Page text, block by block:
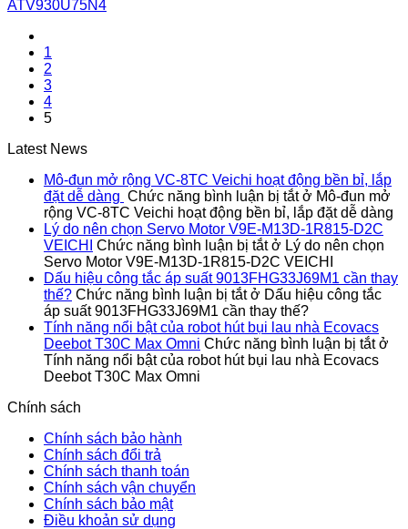
ATV930U75N4
1
2
3
4
5
Latest News
Mô-đun mở rộng VC-8TC Veichi hoạt động bền bỉ, lắp
đặt dễ dàng Chức năng bình luận bị tắtở Mô-đun mở
rộng VC-8TC Veichi hoạt động bền bỉ, lắp đặt dễ dàng
Lý do nên chọn Servo Motor V9E-M13D-1R815-D2C
VEICHI
Chức năng bình luận bị tắtở Lý do nên chọn
Servo Motor V9E-M13D-1R815-D2C VEICHI
Dấu hiệu công tắc áp suất 9013FHG33J69M1 cần thay
thế? Chức năng bình luận bị tắtở Dấu hiệu công tắc
áp suất 9013FHG33J69M1 cần thay thế?
Tính năng nổi bật của robot hút bụi lau nhà Ecovacs
Deebot T30C Max Omni Chức năng bình luận bị tắtở
Tính năng nổi bật của robot hút bụi lau nhà Ecovacs
Deebot T30C Max Omni
Chính sách
Chính sách bảo hành
Chính sách đổi trả
Chính sách thanh toán
Chính sách vận chuyển
Chính sách bảo mật
Điều khoản sử dụng